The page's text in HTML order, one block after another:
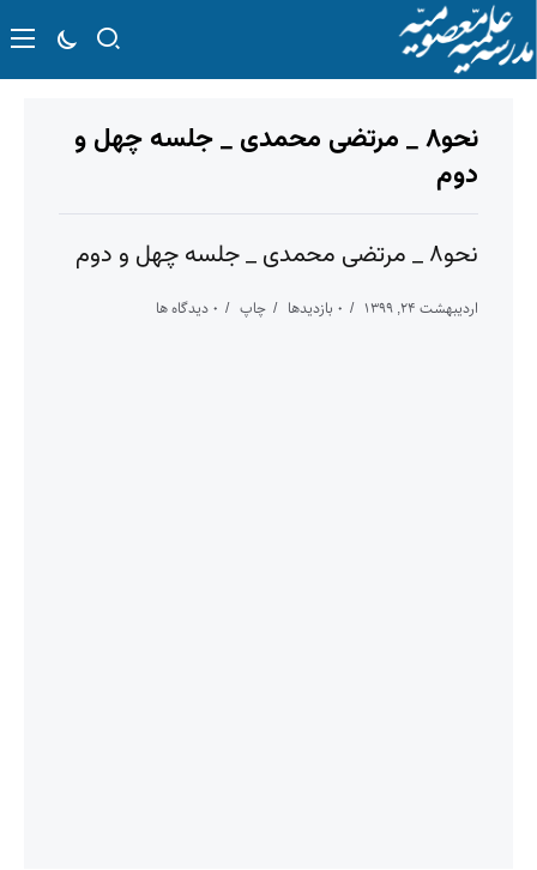
نحو۸ _ مرتضی محمدی _ جلسه چهل و
دوم
نحو۸ _ مرتضی محمدی _ جلسه چهل و دوم
اردیبهشت ۲۴, ۱۳۹۹ ۰ بازدیدها چاپ ۰ دیدگاه ها